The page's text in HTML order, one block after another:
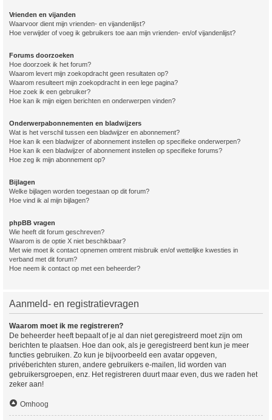
Vrienden en vijanden
Waarvoor dient mijn vrienden- en vijandenlijst?
Hoe verwijder of voeg ik gebruikers toe aan mijn vrienden- en/of vijandenlijst?
Forums doorzoeken
Hoe doorzoek ik het forum?
Waarom levert mijn zoekopdracht geen resultaten op?
Waarom resulteert mijn zoekopdracht in een lege pagina?
Hoe zoek ik een gebruiker?
Hoe kan ik mijn eigen berichten en onderwerpen vinden?
Onderwerpabonnementen en bladwijzers
Wat is het verschil tussen een bladwijzer en abonnement?
Hoe kan ik een bladwijzer of abonnement instellen op specifieke onderwerpen?
Hoe kan ik een bladwijzer of abonnement instellen op specifieke forums?
Hoe zeg ik mijn abonnement op?
Bijlagen
Welke bijlagen worden toegestaan op dit forum?
Hoe vind ik al mijn bijlagen?
phpBB vragen
Wie heeft dit forum geschreven?
Waarom is de optie X niet beschikbaar?
Met wie moet ik contact opnemen omtrent misbruik en/of wettelijke kwesties in
verband met dit forum?
Hoe neem ik contact op met een beheerder?
Aanmeld- en registratievragen
Waarom moet ik me registreren?
De beheerder heeft bepaalt of je al dan niet geregistreerd moet zijn om
berichten te plaatsen. Hoe dan ook, als je geregistreerd bent kun je meer
functies gebruiken. Zo kun je bijvoorbeeld een avatar opgeven,
privéberichten sturen, andere gebruikers e-mailen, lid worden van
gebruikersgroepen, enz. Het registreren duurt maar even, dus we raden het
zeker aan!
Omhoog